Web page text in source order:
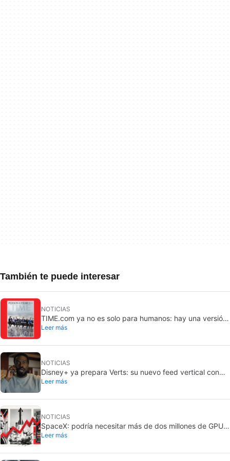
También te puede interesar
NOTICIAS
TIME.com ya no es solo para humanos: hay una versión
secreta que solo ven las máquinas, y es muy buena
Leer más
NOTICIAS
Disney+ ya prepara Verts: su nuevo feed vertical con
TikTok
Leer más
NOTICIAS
SpaceX: podría necesitar más de dos millones de GPU
Rubin de Nvidia
Leer más